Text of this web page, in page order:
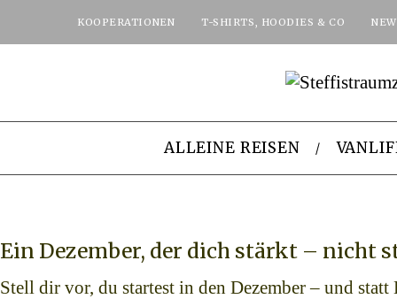
KOOPERATIONEN T-SHIRTS, HOODIES & CO
ALLEINE REISEN
Ein Dezember, der dich stärkt – nicht
Stell dir vor, du startest in den Dezember – und